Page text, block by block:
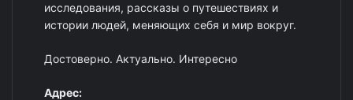
исследования, рассказы о путешествиях и
истории людей, меняющих себя и мир вокруг.
Достоверно. Актуально. Интересно
Адрес: